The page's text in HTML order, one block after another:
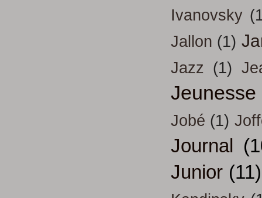
Ivanovsky
Jallon (1)
Jazz (1)
Jeunesse
Jobé (1)
Journal
Junior (11)